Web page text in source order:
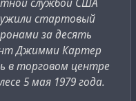
and Y. Nimrodi
mechanism. On the
Council adviser
participated in
называемой
", и,
знали об их
биологической,
службой США
стартовый
за десять
Джимми Картер
в торговом центре
5 мая 1979 года.